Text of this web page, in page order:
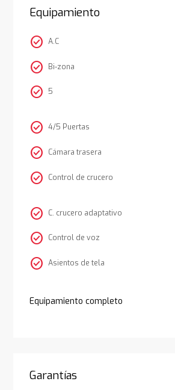
Equipamiento
check_circle A.C
check_circle Bi-zona
check_circle 5
check_circle 4/5 Puertas
check_circle Cámara trasera
check_circle Control de crucero
check_circle C. crucero adaptativo
check_circle Control de voz
check_circle Asientos de tela
Equipamiento completo
Garantías